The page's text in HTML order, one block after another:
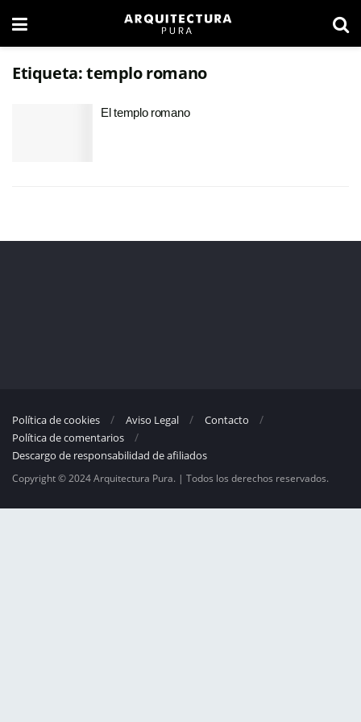
Etiqueta:templo romano
El templo romano
Política de cookies Aviso Legal
Contacto
Política de comentarios
Descargo de responsabilidad de afiliados
Copyright © 2024 Arquitectura Pura. | Todos los derechos reservados.